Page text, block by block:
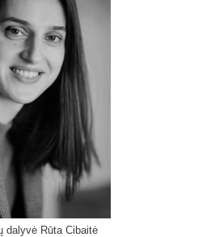
dalyvė Rūta Cibaitė